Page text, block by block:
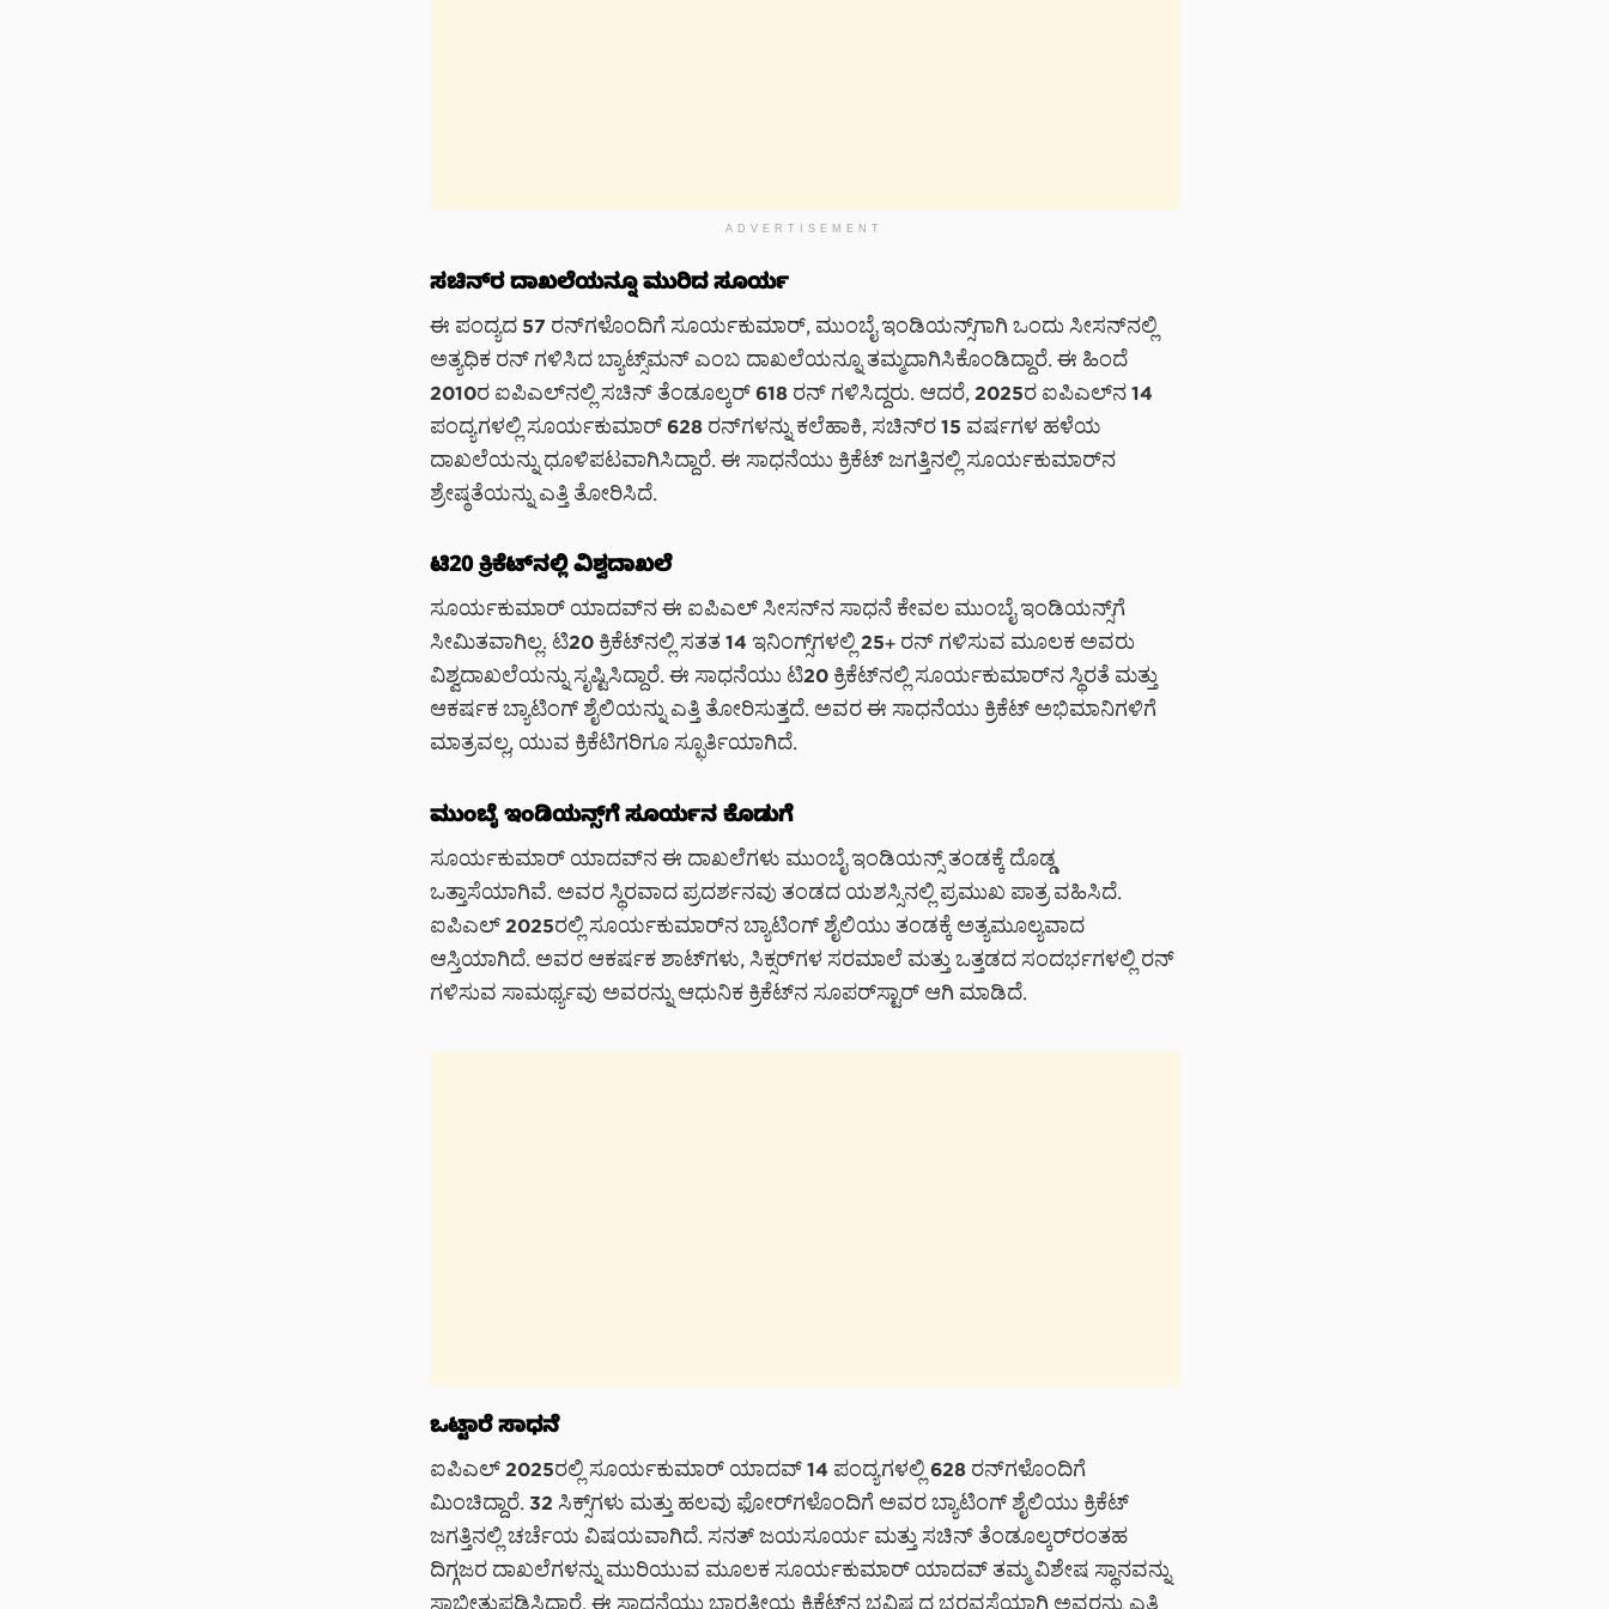
ADVERTISEMENT
ಸಚಿನ್‌ರ ದಾಖಲೆಯನ್ನೂ ಮುರಿದ ಸೂರ್ಯ
ಈ ಪಂದ್ಯದ 57 ರನ್‌ಗಳೊಂದಿಗೆ ಸೂರ್ಯಕುಮಾರ್, ಮುಂಬೈ ಇಂಡಿಯನ್ಸ್‌ಗಾಗಿ ಒಂದು ಸೀಸನ್‌ನಲ್ಲಿ
ಅತ್ಯಧಿಕ ರನ್ ಗಳಿಸಿದ ಬ್ಯಾಟ್ಸ್‌ಮನ್ ಎಂಬ ದಾಖಲೆಯನ್ನೂ ತಮ್ಮದಾಗಿಸಿಕೊಂಡಿದ್ದಾರೆ. ಈ ಹಿಂದೆ
2010ರ ಐಪಿಎಲ್‌ನಲ್ಲಿ ಸಚಿನ್ ತೆಂಡೂಲ್ಕರ್ 618 ರನ್ ಗಳಿಸಿದ್ದರು. ಆದರೆ, 2025ರ ಐಪಿಎಲ್‌ನ 14
ಪಂದ್ಯಗಳಲ್ಲಿ ಸೂರ್ಯಕುಮಾರ್ 628 ರನ್‌ಗಳನ್ನು ಕಲೆಹಾಕಿ, ಸಚಿನ್‌ರ 15 ವರ್ಷಗಳ ಹಳೆಯ
ದಾಖಲೆಯನ್ನು ಧೂಳಿಪಟವಾಗಿಸಿದ್ದಾರೆ. ಈ ಸಾಧನೆಯು ಕ್ರಿಕೆಟ್ ಜಗತ್ತಿನಲ್ಲಿ ಸೂರ್ಯಕುಮಾರ್‌ನ
ಶ್ರೇಷ್ಠತೆಯನ್ನು ಎತ್ತಿ ತೋರಿಸಿದೆ.
ಟಿ20 ಕ್ರಿಕೆಟ್‌ನಲ್ಲಿ ವಿಶ್ವದಾಖಲೆ
ಸೂರ್ಯಕುಮಾರ್ ಯಾದವ್‌ನ ಈ ಐಪಿಎಲ್ ಸೀಸನ್‌ನ ಸಾಧನೆ ಕೇವಲ ಮುಂಬೈ ಇಂಡಿಯನ್ಸ್‌ಗೆ
ಸೀಮಿತವಾಗಿಲ್ಲ. ಟಿ20 ಕ್ರಿಕೆಟ್‌ನಲ್ಲಿ ಸತತ 14 ಇನಿಂಗ್ಸ್‌ಗಳಲ್ಲಿ 25+ ರನ್ ಗಳಿಸುವ ಮೂಲಕ ಅವರು
ವಿಶ್ವದಾಖಲೆಯನ್ನು ಸೃಷ್ಟಿಸಿದ್ದಾರೆ. ಈ ಸಾಧನೆಯು ಟಿ20 ಕ್ರಿಕೆಟ್‌ನಲ್ಲಿ ಸೂರ್ಯಕುಮಾರ್‌ನ ಸ್ಥಿರತೆ ಮತ್ತು
ಆಕರ್ಷಕ ಬ್ಯಾಟಿಂಗ್ ಶೈಲಿಯನ್ನು ಎತ್ತಿ ತೋರಿಸುತ್ತದೆ. ಅವರ ಈ ಸಾಧನೆಯು ಕ್ರಿಕೆಟ್ ಅಭಿಮಾನಿಗಳಿಗೆ
ಮಾತ್ರವಲ್ಲ, ಯುವ ಕ್ರಿಕೆಟಿಗರಿಗೂ ಸ್ಫೂರ್ತಿಯಾಗಿದೆ.
ಮುಂಬೈ ಇಂಡಿಯನ್ಸ್‌ಗೆ ಸೂರ್ಯನ ಕೊಡುಗೆ
ಸೂರ್ಯಕುಮಾರ್ ಯಾದವ್‌ನ ಈ ದಾಖಲೆಗಳು ಮುಂಬೈ ಇಂಡಿಯನ್ಸ್ ತಂಡಕ್ಕೆ ದೊಡ್ಡ
ಒತ್ತಾಸೆಯಾಗಿವೆ. ಅವರ ಸ್ಥಿರವಾದ ಪ್ರದರ್ಶನವು ತಂಡದ ಯಶಸ್ಸಿನಲ್ಲಿ ಪ್ರಮುಖ ಪಾತ್ರ ವಹಿಸಿದೆ.
ಐಪಿಎಲ್ 2025ರಲ್ಲಿ ಸೂರ್ಯಕುಮಾರ್‌ನ ಬ್ಯಾಟಿಂಗ್ ಶೈಲಿಯು ತಂಡಕ್ಕೆ ಅತ್ಯಮೂಲ್ಯವಾದ
ಆಸ್ತಿಯಾಗಿದೆ. ಅವರ ಆಕರ್ಷಕ ಶಾಟ್‌ಗಳು, ಸಿಕ್ಸರ್‌ಗಳ ಸರಮಾಲೆ ಮತ್ತು ಒತ್ತಡದ ಸಂದರ್ಭಗಳಲ್ಲಿ ರನ್
ಗಳಿಸುವ ಸಾಮರ್ಥ್ಯವು ಅವರನ್ನು ಆಧುನಿಕ ಕ್ರಿಕೆಟ್‌ನ ಸೂಪರ್‌ಸ್ಟಾರ್ ಆಗಿ ಮಾಡಿದೆ.
ಒಟ್ಟಾರೆ ಸಾಧನೆ
ಐಪಿಎಲ್ 2025ರಲ್ಲಿ ಸೂರ್ಯಕುಮಾರ್ ಯಾದವ್ 14 ಪಂದ್ಯಗಳಲ್ಲಿ 628 ರನ್‌ಗಳೊಂದಿಗೆ
ಮಿಂಚಿದ್ದಾರೆ. 32 ಸಿಕ್ಸ್‌ಗಳು ಮತ್ತು ಹಲವು ಫೋರ್‌ಗಳೊಂದಿಗೆ ಅವರ ಬ್ಯಾಟಿಂಗ್ ಶೈಲಿಯು ಕ್ರಿಕೆಟ್
ಜಗತ್ತಿನಲ್ಲಿ ಚರ್ಚೆಯ ವಿಷಯವಾಗಿದೆ. ಸನತ್ ಜಯಸೂರ್ಯ ಮತ್ತು ಸಚಿನ್ ತೆಂಡೂಲ್ಕರ್‌ರಂತಹ
ದಿಗ್ಗಜರ ದಾಖಲೆಗಳನ್ನು ಮುರಿಯುವ ಮೂಲಕ ಸೂರ್ಯಕುಮಾರ್ ಯಾದವ್ ತಮ್ಮ ವಿಶೇಷ ಸ್ಥಾನವನ್ನು